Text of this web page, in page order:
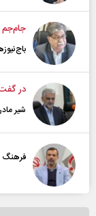
جام‌جم
در
شیر
فرهنگ